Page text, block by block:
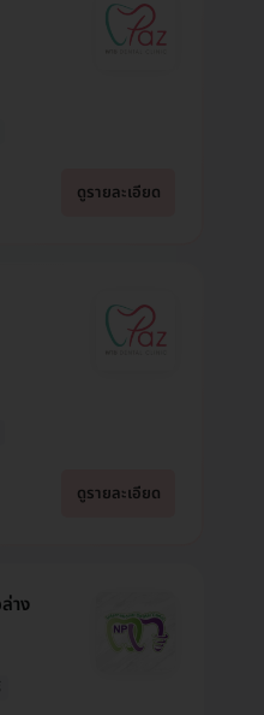
ะ แป๊บเดียว
ด้ ตอนถาม
ดีค่ะ ใจบริการมากๆ
ดูรายละเอียด
ดูรายละเอียด
าง